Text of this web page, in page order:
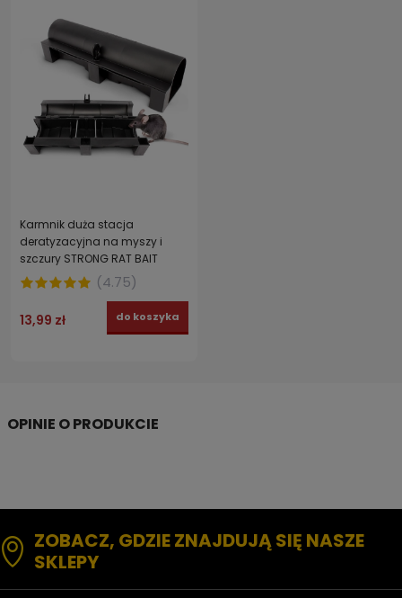
Karmnik duża stacja
deratyzacyjna na myszy i
szczury STRONG RAT BAIT
TUNNEL 33,5 cm(4.75)
13,99 zł do koszyka
ZOBACZ, GDZIE ZNAJDUJĄ SIĘ NASZE
SKLEPY